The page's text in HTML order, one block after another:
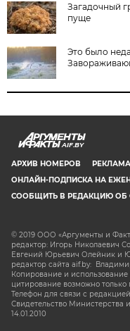
Загадочный
пуще
Это было
AIF.BY
АРХИВ НОМЕРОВ
ОНЛАЙН-ПОДПИСКА НА
СООБЩИТЬ В РЕДАКЦИЮ ОБ
© 2019 ООО «Аргументы и
редактор: Игорь Николаевич
Евгений Юрьевич Олейник и
редактор сайта aif.by:
Копирование и
цитирование возможно
Телефон для связи с
Свидетельство
14.01.2010